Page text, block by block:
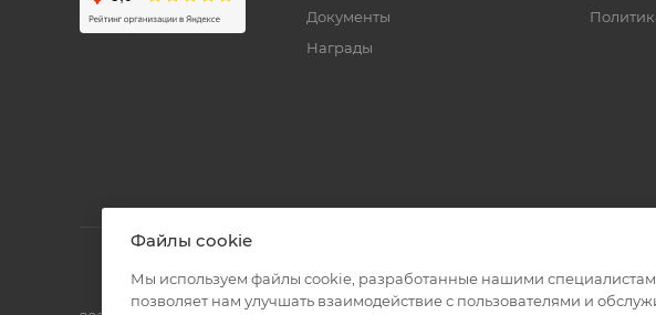
Документы
Награды
Файлы cookie
Мы используем файлы cookie, разработанные нашими
позволяет нам улучшать взаимодействие с пользователями и